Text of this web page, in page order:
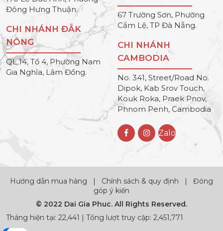
Đông Hưng Thuận.
CHI NHÁNH ĐẮK
NÔNG
QL 14, Tổ 4, Phường Nam
Gia Nghĩa, Lâm Đồng.
67 Trường Sơn, Phường
Cẩm Lệ, TP Đà Nẵng.
CHI NHÁNH
CAMBODIA
No. 341, Street/Road No.
Dipok, Kab Srov Touch,
Kouk Roka, Praek Pnov,
Phnom Penh, Cambodia
Zalo
Hướng dẫn mua hàng | Chính sách & quy định | Đóng
góp ý kiến
© 2022 Dai Gia Phuc. All Rights Reserved.
Tháng hiện tại: 22,441 | Tổng lượt truy cập: 2,451,771